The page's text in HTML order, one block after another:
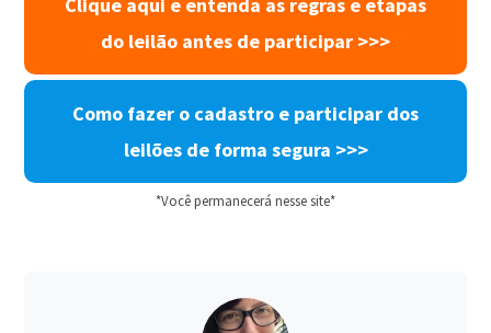
do leilão antes de participar >>>
Como fazer o cadastro e participar dos
leilões de forma segura >>>
*Você permanecerá nesse site*